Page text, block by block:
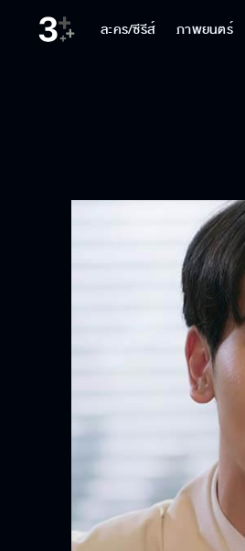
ละคร/ซีรีส์ ภาพยนตร์